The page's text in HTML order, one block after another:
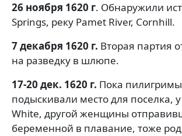
26 ноября 1620 г. Обнаружили
Springs, реку Pamet River, Cornhill.
7 декабря 1620 г. Вторая партия
на разведку в шлюпе.
17-20 дек. 1620 г. Пока пилигримы
подыскивали место для поселка,
White, другой женщины
беременной в плавание, тоже